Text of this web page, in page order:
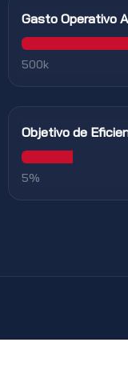
Gasto Operativo
500k
Objetivo de
5%